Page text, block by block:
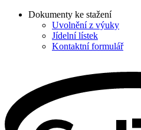
Dokumenty ke stažení
Uvolnění z výuky
Jídelní lístek
Kontaktní formulář